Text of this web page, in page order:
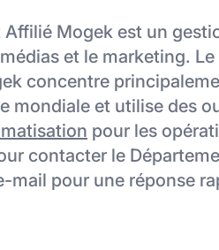
Mogek est un
et le marketing.
concentre
mondiale et utilise des
pour les
contacter le
mail pour une réponse